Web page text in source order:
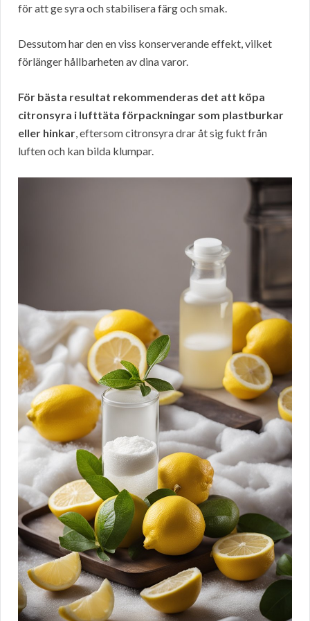
för att ge syra och stabilisera färg och smak.
Dessutom har den en viss konserverande effekt, vilket
förlänger hållbarheten av dina varor.
För bästa resultat rekommenderas det att köpa
citronsyra i lufttäta förpackningar som plastburkar
eller hinkar, eftersom citronsyra drar åt sig fukt från
luften och kan bilda klumpar.